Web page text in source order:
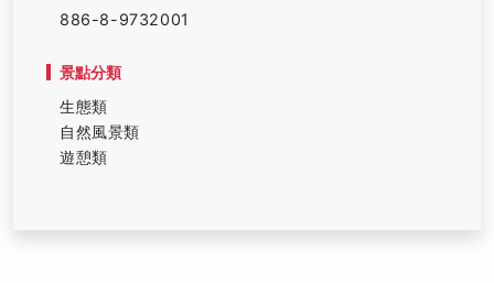
886-8-9732001
景點分類
生態類
自然風景類
遊憩類